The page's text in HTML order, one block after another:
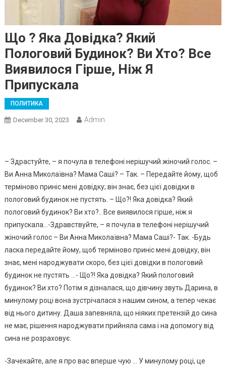
Що ? Яка Довідка? Який
Пологовий Будинок? Ви Хто? Все
Виявилося Гірше, Ніж Я
Припускала
ПОЛИТИКА
December 30, 2023 Admin
– Здрастуйте, – я почула в телефоні нерішучий жіночий голос. –
Ви Анна Миколаївна? Мама Саші? – Так. – Передайте йому, щоб
терміново приніс мені довідку; він знає, без цієї довідки в
пологовий будинок не пустять. – Що?! Яка довідка? Який
пологовий будинок? Ви хто?.. Все виявилося гірше, ніж я
припускала…-Здравствуйте, – я почула в телефоні нерішучий
жіночий голос – Ви Анна Миколаївна? Мама Саші?- Так. -Будь
ласка передайте йому, щоб терміново приніс мені довідку, він
знає, мені народжувати скоро, без цієї довідки в пологовий
будинок не пустять …- Що?! Яка довідка? Який пологовий
будинок? Ви хто? Потім я дізналася, що дівчину звуть Дарина, в
минулому році вона зустрічалася з нашим сином, а тепер чекає
від нього дитину. Даша запевняла, що ніяких претензій до сина
не має, рішення народжувати прийняла сама і на допомогу від
сина не розраховує.
-Зачекайте, але я про вас вперше чую … У минулому році, це